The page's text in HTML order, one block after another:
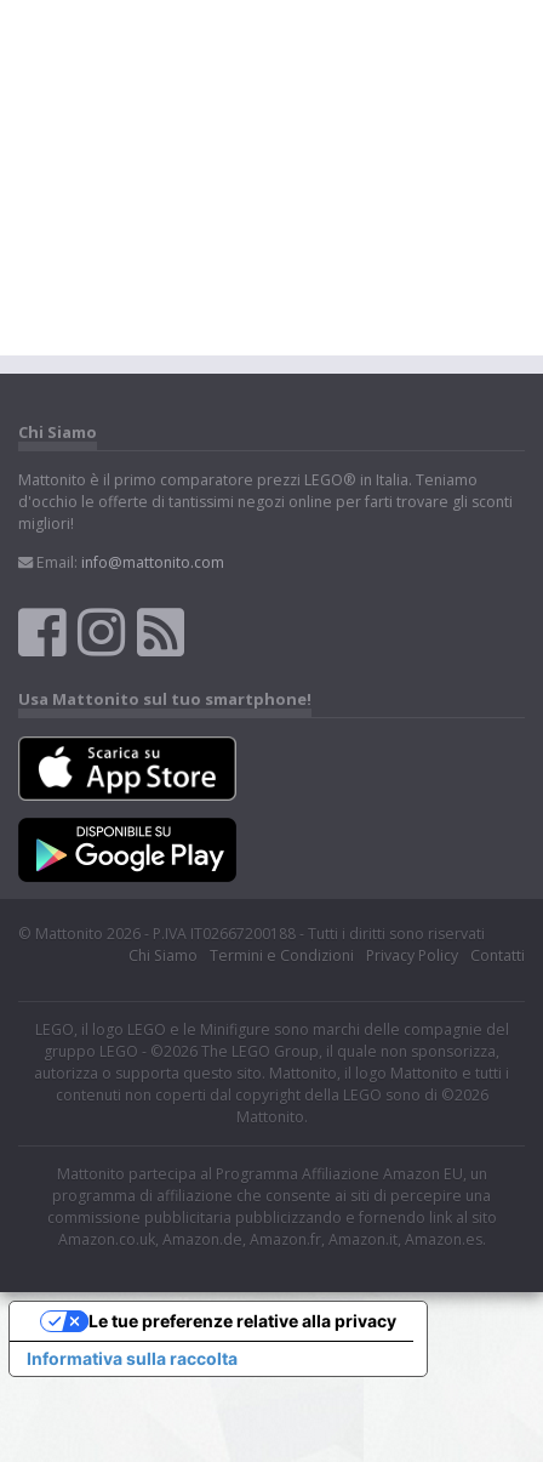
Chi Siamo
Mattonito è il primo comparatore prezzi LEGO® in Italia. Teniamo
d'occhio le offerte di tantissimi negozi online per farti trovare gli sconti
migliori!
Email: info@mattonito.com
Usa Mattonito sul tuo smartphone!
© Mattonito 2026 - P.IVA IT02667200188 - Tutti i diritti sono riservati
Chi Siamo
Termini e Condizioni Privacy Policy Contatti
LEGO, il logo LEGO e le Minifigure sono marchi delle compagnie del
gruppo LEGO - ©2026 The LEGO Group, il quale non sponsorizza,
autorizza o supporta questo sito. Mattonito, il logo Mattonito e tutti i
contenuti non coperti dal copyright della LEGO sono di ©2026
Mattonito.
Mattonito partecipa al Programma Affiliazione Amazon EU, un
programma di affiliazione che consente ai siti di percepire una
commissione pubblicitaria pubblicizzando e fornendo link al sito
Amazon.co.uk, Amazon.de, Amazon.fr, Amazon.it, Amazon.es.
Informativa sulla raccolta
Le tue preferenze relative alla privacy